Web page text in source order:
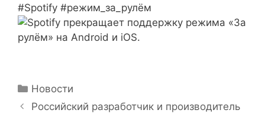
#Spotify #режим_за_рулём
Рубрики
Новости
Российский разработчик и производитель